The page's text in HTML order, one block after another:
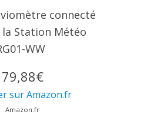
connecté
Station Météo
WW
79,88€
sur Amazon.fr
Amazon.fr